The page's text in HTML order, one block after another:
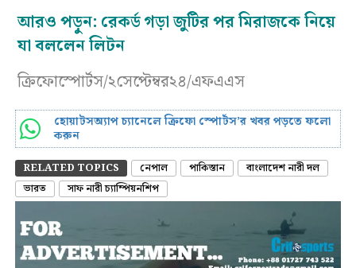
আরও পড়ুন: রেকর্ড গড়া জুটির পর মিরাজকে নিয়ে
যা বললেন লিটন
ক্রিফোস্পোর্টস/২সেপ্টেম্বর২৪/এফএএস
হোয়াটসঅ্যাপ চ্যানেলে ক্রিফো স্পোর্টস’র খবর পড়তে ফলো
করুন
RELATED TOPICS নেপাল পাকিস্তান
বাংলাদেশ নারী দল
ভারত
সাফ নারী চ্যাম্পিয়নশিপ